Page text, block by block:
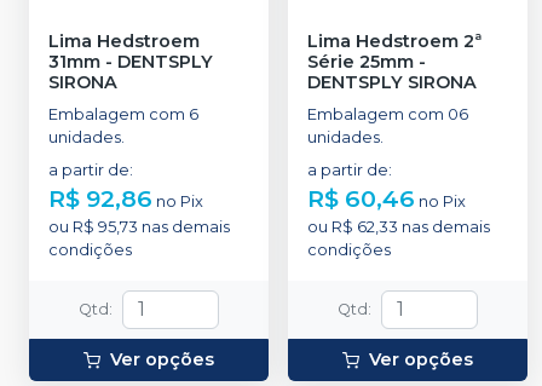
Lima Hedstroem
31mm - DENTSPLY
SIRONA
Embalagem com 6
unidades.
a partir de:
R$ 92,86 no Pix
ou R$ 95,73 nas demais
condições
Qtd :
Ver opções
Lima Hedstroem 2ª
Série 25mm -
DENTSPLY SIRONA
Embalagem com 06
unidades.
a partir de:
R$ 60,46 no Pix
ou R$ 62,33 nas demais
condições
Qtd :
Ver opções